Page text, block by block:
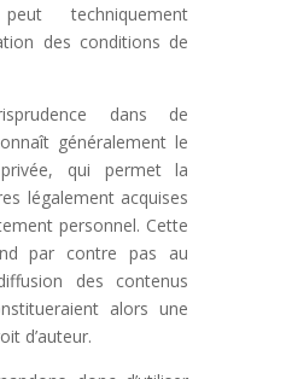
techniquement
des conditions de
dans de
généralement le
qui permet la
légalement acquises
personnel. Cette
par contre pas au
des contenus
alors une
d’auteur.